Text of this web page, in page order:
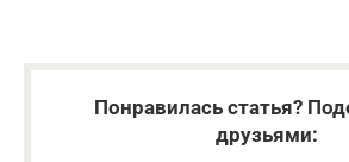
Понравилась статья?
друзьями: